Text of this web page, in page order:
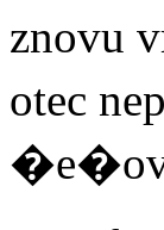
znovu
otec